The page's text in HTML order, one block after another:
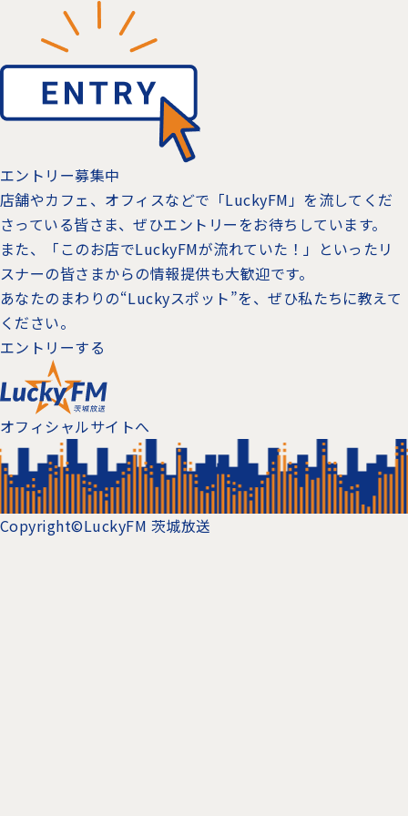
エントリー募集中
店舗やカフェ、オフィスなどで「LuckyFM」を流してくだ
さっている皆さま、ぜひエントリーをお待ちしています。
また、「このお店でLuckyFMが流れていた！」といったリ
スナーの皆さまからの情報提供も大歓迎です。
あなたのまわりの“Luckyスポット”を、ぜひ私たちに教えて
ください。
エントリーする
オフィシャルサイトへ
Copyright©LuckyFM 茨城放送